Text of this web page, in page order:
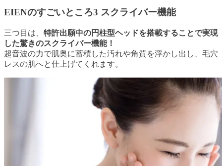
EIENのすごいところ3 スクライバー機能
三つ目は、 特許出願中の円柱型ヘッドを搭載することで実現
した驚きのスクライバー機能！
超音波の力で肌奥に蓄積した汚れや角質を浮かし出し、毛穴
レスの肌へと仕上げてくれます。